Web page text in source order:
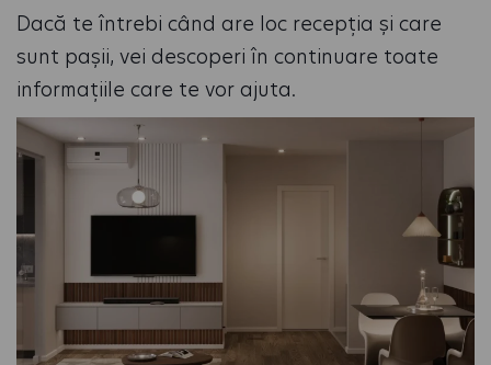
Dacă te întrebi când are loc recepția și care
sunt pașii, vei descoperi în continuare toate
informațiile care te vor ajuta.